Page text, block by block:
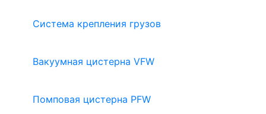
Система крепления грузов
Вакуумная цистерна VFW
Помповая цистерна PFW